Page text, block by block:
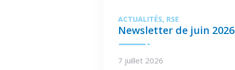
ACTUALITÉS RSE
Newsletter de juin 2026
7 juillet 2026